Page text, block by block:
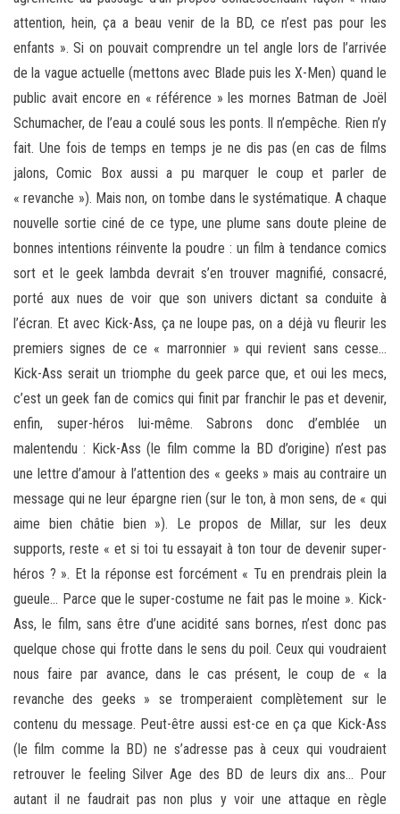
attention, hein, ça a beau venir de la BD, ce n’est pas pour les
enfants ». Si on pouvait comprendre un tel angle lors de l’arrivée
de la vague actuelle (mettons avec Blade puis les X-Men) quand le
public avait encore en « référence » les mornes Batman de Joël
Schumacher, de l’eau a coulé sous les ponts. Il n’empêche. Rien n’y
fait. Une fois de temps en temps je ne dis pas (en cas de films
jalons, Comic Box aussi a pu marquer le coup et parler de
« revanche »). Mais non, on tombe dans le systématique. A chaque
nouvelle sortie ciné de ce type, une plume sans doute pleine de
bonnes intentions réinvente la poudre : un film à tendance comics
sort et le geek lambda devrait s’en trouver magnifié, consacré,
porté aux nues de voir que son univers dictant sa conduite à
l’écran. Et avec Kick-Ass, ça ne loupe pas, on a déjà vu fleurir les
premiers signes de ce « marronnier » qui revient sans cesse…
Kick-Ass serait un triomphe du geek parce que, et oui les mecs,
c’est un geek fan de comics qui finit par franchir le pas et devenir,
enfin, super-héros lui-même. Sabrons donc d’emblée un
malentendu : Kick-Ass (le film comme la BD d’origine) n’est pas
une lettre d’amour à l’attention des « geeks » mais au contraire un
message qui ne leur épargne rien (sur le ton, à mon sens, de « qui
aime bien châtie bien »). Le propos de Millar, sur les deux
supports, reste « et si toi tu essayait à ton tour de devenir super-
héros ? ». Et la réponse est forcément « Tu en prendrais plein la
gueule… Parce que le super-costume ne fait pas le moine ». Kick-
Ass, le film, sans être d’une acidité sans bornes, n’est donc pas
quelque chose qui frotte dans le sens du poil. Ceux qui voudraient
nous faire par avance, dans le cas présent, le coup de « la
revanche des geeks » se tromperaient complètement sur le
contenu du message. Peut-être aussi est-ce en ça que Kick-Ass
(le film comme la BD) ne s’adresse pas à ceux qui voudraient
retrouver le feeling Silver Age des BD de leurs dix ans… Pour
autant il ne faudrait pas non plus y voir une attaque en règle